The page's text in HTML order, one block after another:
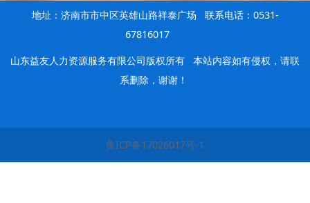
地址：济南市市中区英雄山路祥泰广场 联系电话：0531-
67816017
山东益友人力资源服务有限公司版权所有
本站内容如有侵权，请联
系删除，谢谢！
鲁ICP备17026017号-1